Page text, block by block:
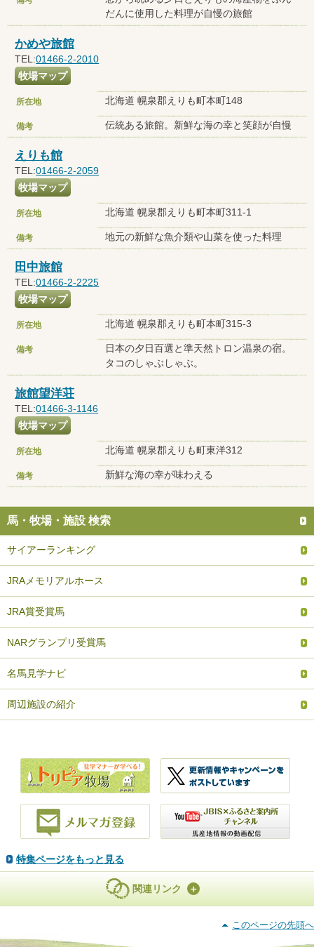
だんに使用した料理が自慢の旅館
かめや旅館
TEL:01466-2-2010
牧場マップ
所在地 北海道 幌泉郡えりも町本町148
備考 伝統ある旅館。新鮮な海の幸と笑顔が自慢
えりも館
TEL:01466-2-2059
牧場マップ
所在地 北海道 幌泉郡えりも町本町311-1
備考 地元の新鮮な魚介類や山菜を使った料理
田中旅館
TEL:01466-2-2225
牧場マップ
所在地 北海道 幌泉郡えりも町本町315-3
備考
日本の夕日百選と準天然トロン温泉の宿。
タコのしゃぶしゃぶ。
旅館望洋荘
TEL:01466-3-1146
牧場マップ
所在地 北海道 幌泉郡えりも町東洋312
備考 新鮮な海の幸が味わえる
馬・牧場・施設 検索
サイアーランキング
JRAメモリアルホース
JRA賞受賞馬
NARグランプリ受賞馬
名馬見学ナビ
周辺施設の紹介
特集ページをもっと見る
関連リンク
このページの先頭へ